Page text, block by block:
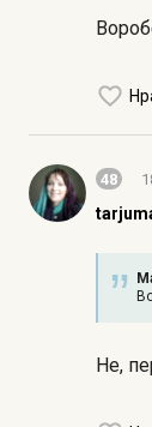
48
Не,